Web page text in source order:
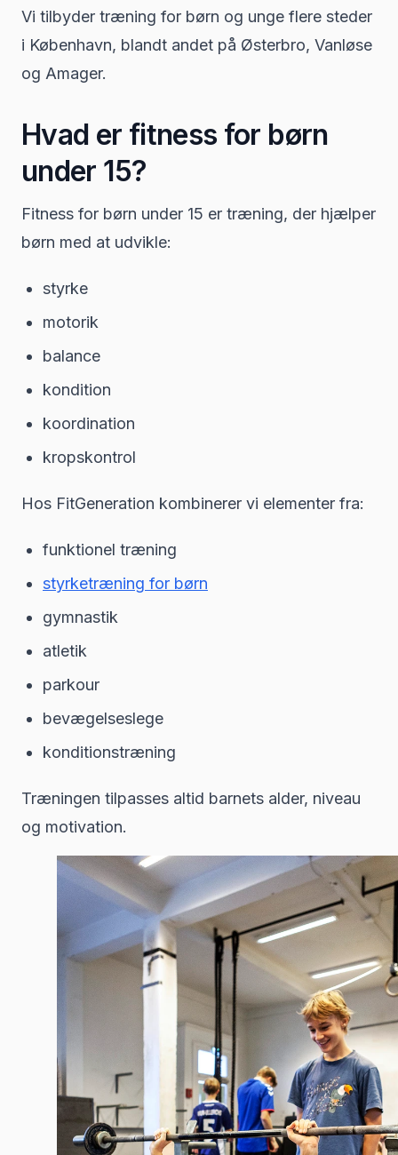
Vi tilbyder træning for børn og unge flere steder
i København, blandt andet på Østerbro, Vanløse
og Amager.
Hvad er fitness for børn
under 15?
Fitness for børn under 15 er træning, der hjælper
børn med at udvikle:
styrke
motorik
balance
kondition
koordination
kropskontrol
Hos FitGeneration kombinerer vi elementer fra:
funktionel træning
styrketræning for børn
gymnastik
atletik
parkour
bevægelseslege
konditionstræning
Træningen tilpasses altid barnets alder, niveau
og motivation.